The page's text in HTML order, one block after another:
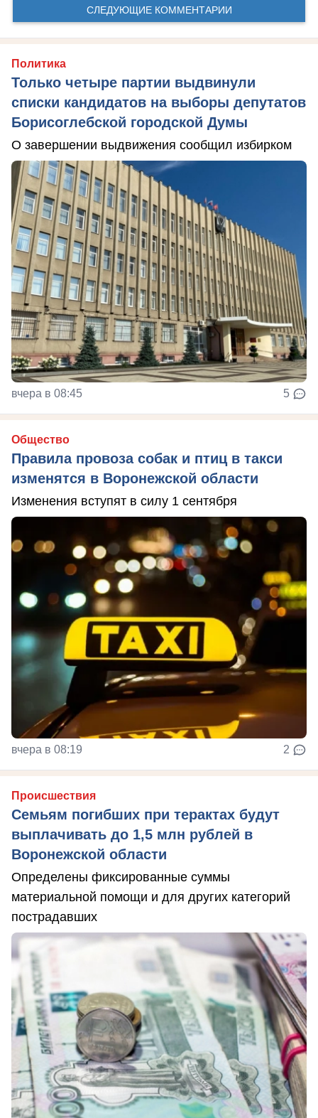
СЛЕДУЮЩИЕ КОММЕНТАРИИ
Политика
Только четыре партии выдвинули
списки кандидатов на выборы депутатов
Борисоглебской городской Думы
О завершении выдвижения сообщил избирком
вчера в 08:45 5
Общество
Правила провоза собак и птиц в такси
изменятся в Воронежской области
Изменения вступят в силу 1 сентября
вчера в 08:19 2
Происшествия
Семьям погибших при терактах будут
выплачивать до 1,5 млн рублей в
Воронежской области
Определены фиксированные суммы
материальной помощи и для других категорий
пострадавших